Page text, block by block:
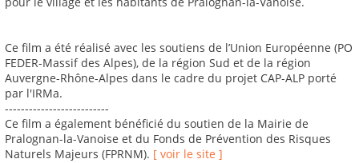
Ce film a été réalisé avec les soutiens de l’Union Européenne (PO
FEDER-Massif des Alpes), de la région Sud et de la région
Auvergne-Rhône-Alpes dans le cadre du projet CAP-ALP porté
par l'IRMa.
--------------------------
Ce film a également bénéficié du soutien de la Mairie de
Pralognan-la-Vanoise et du Fonds de Prévention des Risques
Naturels Majeurs (FPRNM). [ voir le site ]